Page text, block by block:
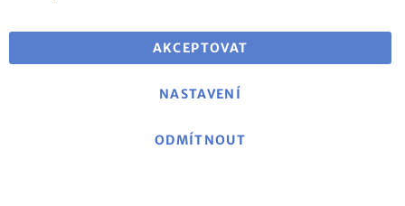
AKCEPTOVAT
NASTAVENÍ
ODMÍTNOUT